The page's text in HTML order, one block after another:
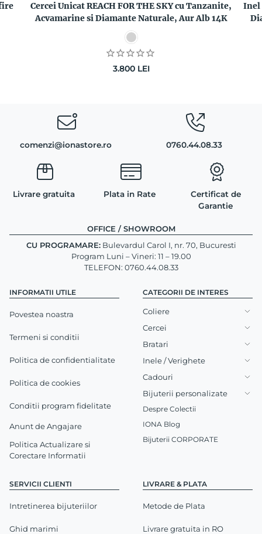
Cercei Unicat REACH FOR THE SKY cu Tanzanite,
Acvamarine si Diamante Naturale, Aur Alb 14K
3.800 LEI
Inel
comenzi@ionastore.ro 0760.44.08.33
Livrare gratuita Plata in Rate
Certificat de
Garantie
INFORMATII UTILE
Povestea noastra
Termeni si conditii
Politica de confidentialitate
Politica de cookies
Conditii program fidelitate
Anunt de Angajare
Politica Actualizare si
Corectare Informatii
SERVICII CLIENTI
Intretinerea bijuteriilor
Ghid marimi
LIVRARE & PLATA
Metode de Plata
Livrare gratuita in RO
OFFICE / SHOWROOM
CU PROGRAMARE:Bulevardul Carol I, nr. 70, Bucuresti
Program Luni – Vineri: 11 – 19.00
TELEFON: 0760.44.08.33
CATEGORII DE INTERES
Coliere
Cercei
Bratari
Inele / Verighete
Cadouri
Bijuterii personalizate
Despre Colectii
IONA Blog
Bijuterii CORPORATE